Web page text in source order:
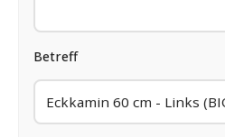
Betreff